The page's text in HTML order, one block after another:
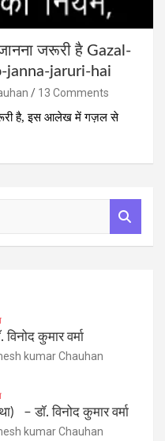
जरूरी है Gazal-
janna-jaruri-hai
13 Comments
है, इस आलेख में गज़ल से
कुमार वर्मा
kumar Chauhan
– डॉ. विनोद कुमार वर्मा
kumar Chauhan